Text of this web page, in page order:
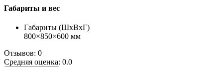
Габариты и вес
Габариты (ШхВхГ)
800×850×600 мм
Отзывов: 0
Средняя оценка: 0.0